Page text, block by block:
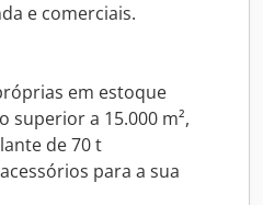
e comerciais.
em estoque
superior a 15.000 m²,
de 70 t
para a sua